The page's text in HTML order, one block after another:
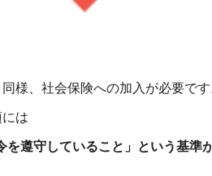
様、社会保険への加入が必要です
は
を遵守していること」という基準